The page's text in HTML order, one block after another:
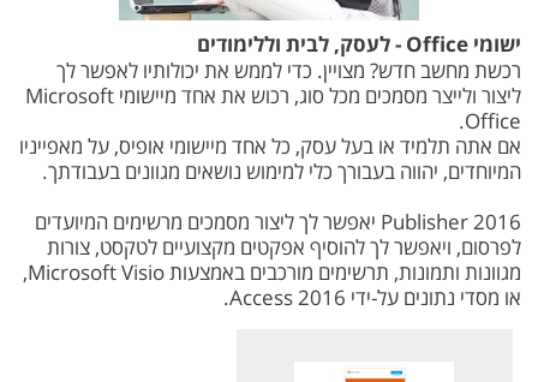
ישומי Office - לעסק, לבית וללימודים
רכשת מחשב חדש? מצויין. כדי לממש את יכולותיו לאפשר לך
ליצור ולייצר מסמכים מכל סוג, רכוש את אחד מיישומי Microsoft
Office.
אם אתה תלמיד או בעל עסק, כל אחד מיישומי אופיס, על מאפייניו
המיוחדים, יהווה בעבורך כלי למימוש נושאים מגוונים בעבודתך.
Publisher 2016 יאפשר לך ליצור מסמכים מרשימים המיועדים
לפרסום, ויאפשר לך להוסיף אפקטים מקצועיים לטקסט, צורות
מגוונות ותמונות, תרשימים מורכבים באמצעות Microsoft Visio,
או מסדי נתונים על-ידי Access 2016.